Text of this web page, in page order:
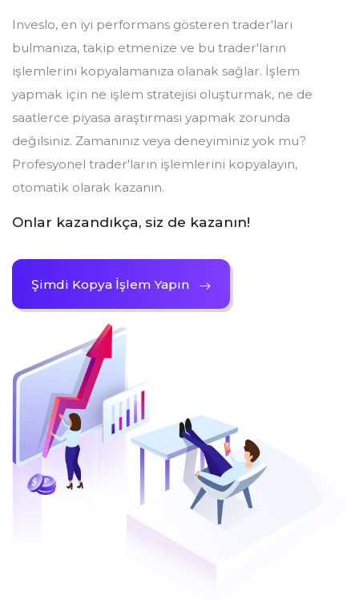
Inveslo, en iyi performans gösteren trader'ları
bulmanıza, takip etmenize ve bu trader'ların
işlemlerini kopyalamanıza olanak sağlar. İşlem
yapmak için ne işlem stratejisi oluşturmak, ne de
saatlerce piyasa araştırması yapmak zorunda
değilsiniz. Zamanınız veya deneyiminiz yok mu?
Profesyonel trader'ların işlemlerini kopyalayın,
otomatik olarak kazanın.
Onlar kazandıkça, siz de kazanın!
Şimdi Kopya İşlem Yapın